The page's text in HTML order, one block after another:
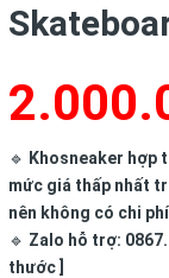
🔹 Khosneaker hợp
mức giá thấp nhất
nên không có chi
🔹 Zalo hỗ trợ:
thước ]